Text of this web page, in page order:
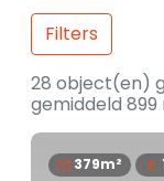
Filters
28 object(en)
gemiddeld
379m²